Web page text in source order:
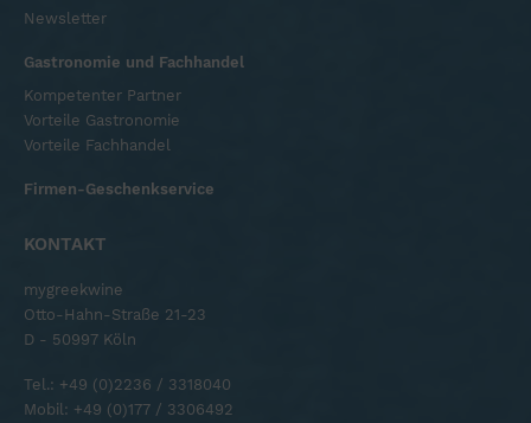
Newsletter
Gastronomie und Fachhandel
Kompetenter Partner
Vorteile Gastronomie
Vorteile Fachhandel
Firmen-Geschenkservice
KONTAKT
mygreekwine
Otto-Hahn-Straße 21-23
D - 50997 Köln
Tel.: +49 (0)2236 / 3318040
Mobil: +49 (0)177 / 3306492